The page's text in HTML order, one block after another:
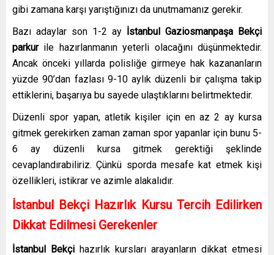
gibi zamana karşı yarıştığınızı da unutmamanız gerekir.
Bazı adaylar son 1-2 ay İstanbul Gaziosmanpaşa Bekçi
parkur ile hazırlanmanın yeterli olacağını düşünmektedir.
Ancak önceki yıllarda polisliğe girmeye hak kazananların
yüzde 90’dan fazlası 9-10 aylık düzenli bir çalışma takip
ettiklerini, başarıya bu sayede ulaştıklarını belirtmektedir.
Düzenli spor yapan, atletik kişiler için en az 2 ay kursa
gitmek gerekirken zaman zaman spor yapanlar için bunu 5-
6 ay düzenli kursa gitmek gerektiği şeklinde
cevaplandırabiliriz. Çünkü sporda mesafe kat etmek kişi
özellikleri, istikrar ve azimle alakalıdır.
İstanbul Bekçi Hazırlık Kursu Tercih Edilirken
Dikkat Edilmesi Gerekenler
İstanbul Bekçi hazırlık kursları arayanların dikkat etmesi